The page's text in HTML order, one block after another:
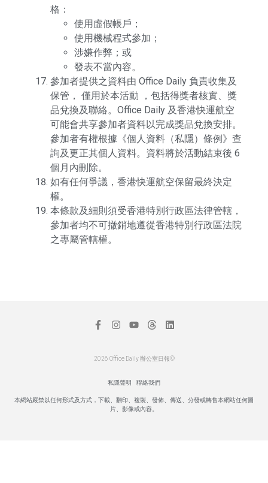
格：
使用虛假帳戶；
使用機械程式參加；
涉嫌作弊；或
發表不當內容。
參加者提供之資料由 Office Daily 負責收集及
保管， 僅用於本活動 ，包括得獎者核實、獎
品兌換及聯絡。Office Daily 及香港快運航空
可能會共享參加者資料以完成獎品兌換安排。
參加者有權根據《個人資料（私隱）條例》查
詢及更正其個人資料。資料將於活動結束後 6
個月內刪除。
如有任何爭議，香港快運航空保留最終決定
權。
本條款及細則須受香港特別行政區法律管轄，
參加者均不可撤銷地遵從香港特別行政區法院
之專屬管轄權。
2026 Office Daily 辦公室日報©
私隱聲明 聯絡我們
本網站嚴禁以任何形式及方式，下載、翻印、複製、發佈、傳送、分發或轉售本網站任何圖
片、影像或內容。